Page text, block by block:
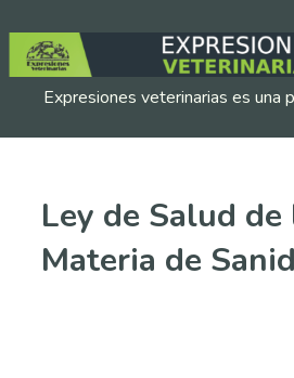
Expresiones veterinarias es una
Ley de Salud
Materia de